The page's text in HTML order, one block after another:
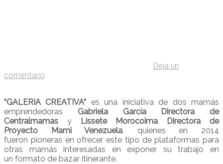
Deja un
comentario
“GALERIA CREATIVA” es una iniciativa de dos mamás
emprendedoras Gabriela García Directora de
Centralmamas y
Lissete Morocoima Directora de
Proyecto Mami Venezuela, quienes en 2014
fueron pioneras en ofrecer este tipo de plataformas para
otras mamás interesadas en exponer su trabajo en
un formato de bazar itinerante.